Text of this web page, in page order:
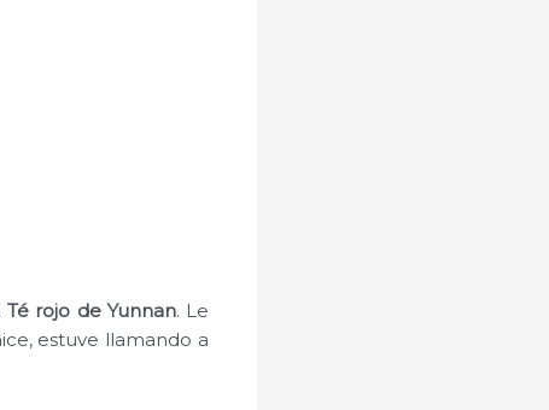
Té rojo de Yunnan. Le
estuve llamando a